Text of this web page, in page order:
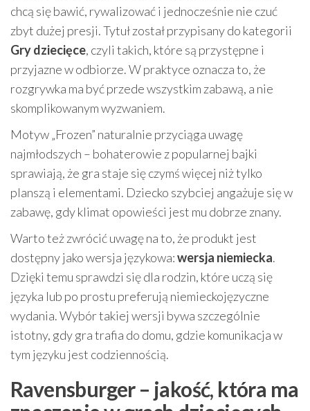
chcą się bawić, rywalizować i jednocześnie nie czuć
zbyt dużej presji. Tytuł został przypisany do kategorii
Gry dziecięce, czyli takich, które są przystępne i
przyjazne w odbiorze. W praktyce oznacza to, że
rozgrywka ma być przede wszystkim zabawą, a nie
skomplikowanym wyzwaniem.
Motyw „Frozen” naturalnie przyciąga uwagę
najmłodszych – bohaterowie z popularnej bajki
sprawiają, że gra staje się czymś więcej niż tylko
planszą i elementami. Dziecko szybciej angażuje się w
zabawę, gdy klimat opowieści jest mu dobrze znany.
Warto też zwrócić uwagę na to, że produkt jest
dostępny jako wersja językowa:wersja niemiecka.
Dzięki temu sprawdzi się dla rodzin, które uczą się
języka lub po prostu preferują niemieckojęzyczne
wydania. Wybór takiej wersji bywa szczególnie
istotny, gdy gra trafia do domu, gdzie komunikacja w
tym języku jest codziennością.
Ravensburger – jakość, która ma